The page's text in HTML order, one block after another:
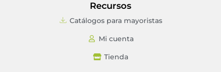
Recursos
Catálogos para mayoristas
Mi cuenta
Tienda